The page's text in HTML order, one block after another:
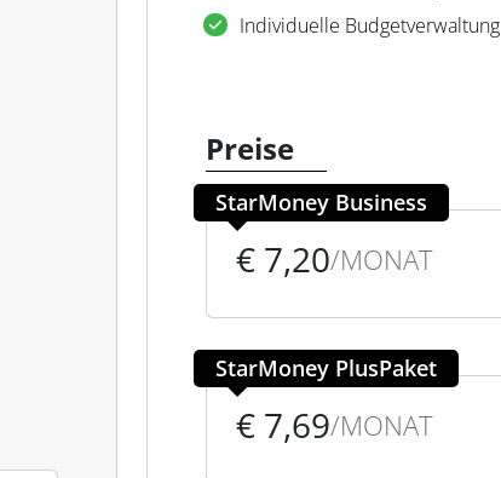
Individuelle Budgetverwaltung
Preise
StarMoney Business
€ 7,20/MONAT
StarMoney PlusPaket
€ 7,69/MONAT